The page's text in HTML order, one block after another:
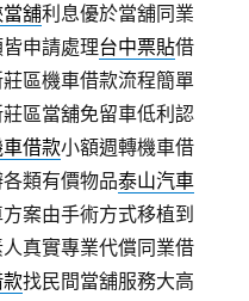
舖利息優於當舖同業
申請處理台中票貼借
區機車借款流程簡單
區當舖免留車低利認
借款小額週轉機車借
類有價物品泰山汽車
案由手術方式移植到
真實專業代償同業借
款找民間當舖服務大高